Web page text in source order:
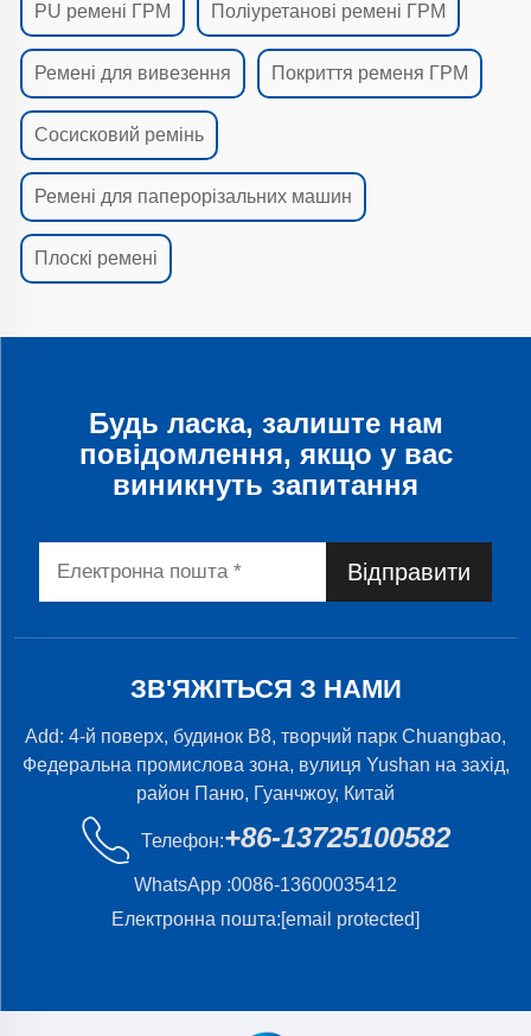
PU ремені ГРМ Поліуретанові ремені ГРМ
Ремені для вивезення Покриття ременя ГРМ
Сосисковий ремінь
Ремені для паперорізальних машин
Плоскі ремені
Будь ласка, залиште нам
повідомлення, якщо у вас
виникнуть запитання
Відправити
ЗВ'ЯЖІТЬСЯ З НАМИ
Add: 4-й поверх, будинок B8, творчий парк Chuangbao,
Федеральна промислова зона, вулиця Yushan на захід,
район Паню, Гуанчжоу, Китай
Телефон:+86-13725100582
WhatsApp :0086-13600035412
Електронна пошта:[email protected]